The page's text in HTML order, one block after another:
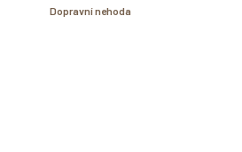
Dopravní nehoda